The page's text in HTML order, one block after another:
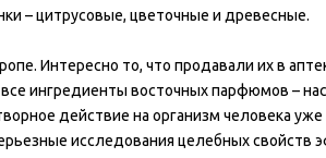
– цитрусовые, цветочные и древесные.
Интересно то, что продавали их в
ингредиенты восточных парфюмов –
действие на организм человека уже
исследования целебных свойств